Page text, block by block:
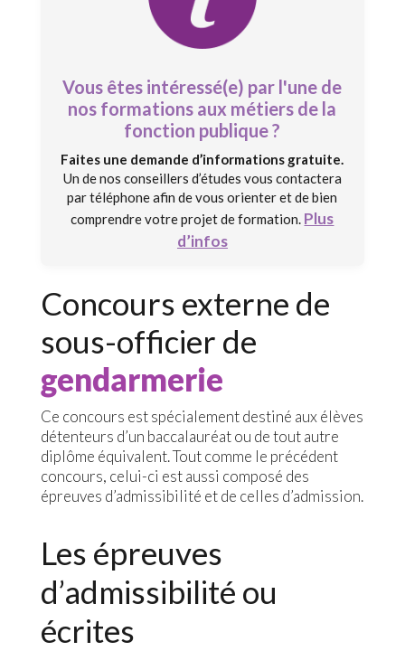
Vous êtes intéressé(e) par l'une de
nos formations aux métiers de la
fonction publique ?
Faites une demande d’informations gratuite.
Un de nos conseillers d’études vous contactera
par téléphone afin de vous orienter et de bien
comprendre votre projet de formation. Plus
d’infos
Concours externe de
sous-officier de
gendarmerie
Ce concours est spécialement destiné aux élèves
détenteurs d’un baccalauréat ou de tout autre
diplôme équivalent. Tout comme le précédent
concours, celui-ci est aussi composé des
épreuves d’admissibilité et de celles d’admission.
Les épreuves
d’admissibilité ou
écrites